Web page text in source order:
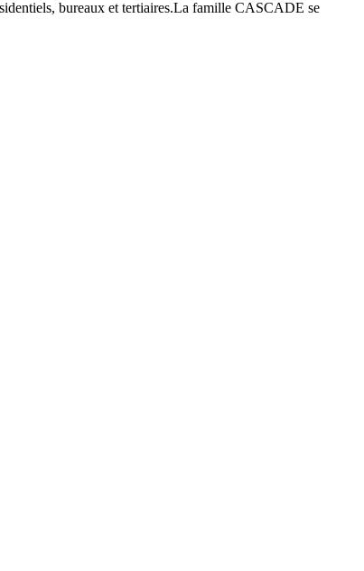
bureaux et tertiaires.La famille CASCADE se